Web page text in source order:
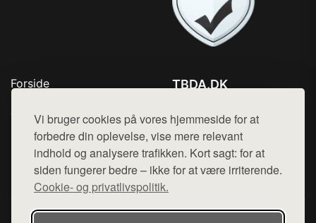
Vi bruger cookies på vores hjemmeside for at
forbedre din oplevelse, vise mere relevant
indhold og analysere trafikken. Kort sagt: for at
siden fungerer bedre – ikke for at være irriterende.
Cookie- og privatlivspolitik.
Forside
Top Rabatter
Kontakt
TBDA.DK
Mail: hej@want.dk
Cookie- og privatlivspolitik